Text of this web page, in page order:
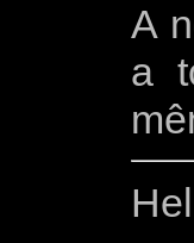
A
a